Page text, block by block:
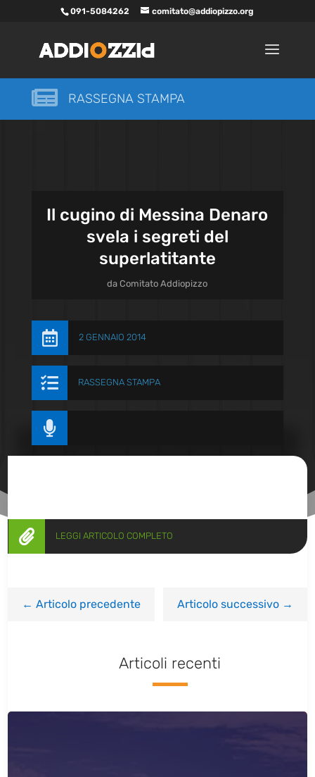
091-5084262 comitato@addiopizzo.org
 RASSEGNA STAMPA
Il cugino di Messina Denaro
svela i segreti del
superlatitante
daComitato Addiopizzo
 2 GENNAIO 2014
 RASSEGNA STAMPA

 LEGGI ARTICOLO COMPLETO
←Articolo precedente Articolo successivo→
Articoli recenti